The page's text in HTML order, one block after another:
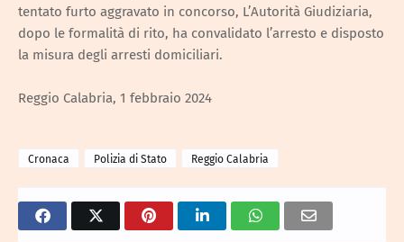
tentato furto aggravato in concorso, L’Autorità Giudiziaria,
dopo le formalità di rito, ha convalidato l’arresto e disposto
la misura degli arresti domiciliari.
Reggio Calabria, 1 febbraio 2024
Cronaca Polizia di Stato Reggio Calabria